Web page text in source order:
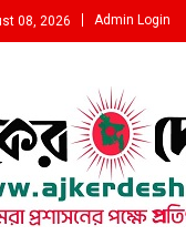
08, 2026 Admin Login